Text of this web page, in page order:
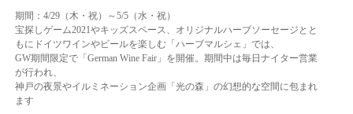
期間：4/29（木・祝）～5/5（水・祝）
宝探しゲーム2021やキッズスペース、オリジナルハーブソーセージとと
もにドイツワインやビールを楽しむ「ハーブマルシェ」では、
GW期間限定で「German Wine Fair」を開催。期間中は毎日ナイター営業
が行われ、
神戸の夜景やイルミネーション企画「光の森」の幻想的な空間に包まれ
ます